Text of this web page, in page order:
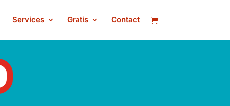
Services Gratis Contact